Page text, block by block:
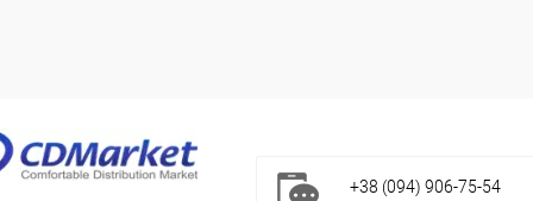
+38 (094) 906-75-54